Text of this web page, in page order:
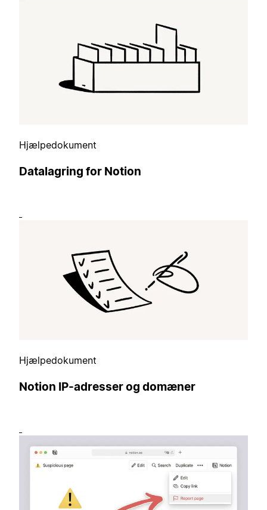
Hjælpedokument
Datalagring for Notion
Hjælpedokument
Notion IP-adresser og domæner